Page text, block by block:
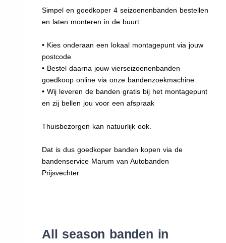
Simpel en goedkoper 4 seizoenenbanden bestellen
en laten monteren in de buurt:
• Kies onderaan een lokaal montagepunt via jouw
postcode
• Bestel daarna jouw vierseizoenenbanden
goedkoop online via onze bandenzoekmachine
• Wij leveren de banden gratis bij het montagepunt
en zij bellen jou voor een afspraak
Thuisbezorgen kan natuurlijk ook.
Dat is dus goedkoper banden kopen via de
bandenservice Marum van Autobanden
Prijsvechter.
All season banden in